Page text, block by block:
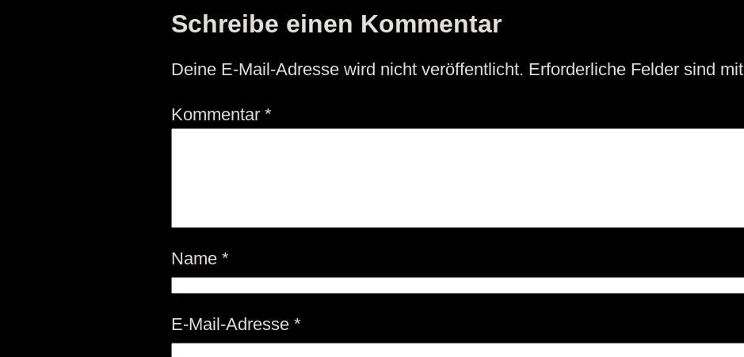
Schreibe einen Kommentar
Deine E-Mail-Adresse wird nicht veröffentlicht. Erforderliche Felder sind mit
Kommentar *
Name *
E-Mail-Adresse *